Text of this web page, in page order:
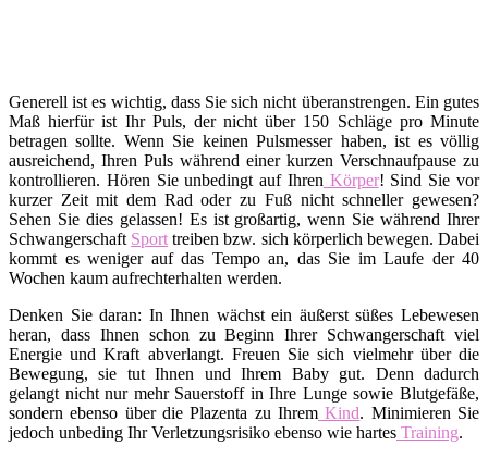
Generell ist es wichtig, dass Sie sich nicht überanstrengen. Ein gutes
Maß hierfür ist Ihr Puls, der nicht über 150 Schläge pro Minute
betragen sollte. Wenn Sie keinen Pulsmesser haben, ist es völlig
ausreichend, Ihren Puls während einer kurzen Verschnaufpause zu
kontrollieren. Hören Sie unbedingt auf Ihren Körper! Sind Sie vor
kurzer Zeit mit dem Rad oder zu Fuß nicht schneller gewesen?
Sehen Sie dies gelassen! Es ist großartig, wenn Sie während Ihrer
Schwangerschaft Sport treiben bzw. sich körperlich bewegen. Dabei
kommt es weniger auf das Tempo an, das Sie im Laufe der 40
Wochen kaum aufrechterhalten werden.
Denken Sie daran: In Ihnen wächst ein äußerst süßes Lebewesen
heran, dass Ihnen schon zu Beginn Ihrer Schwangerschaft viel
Energie und Kraft abverlangt. Freuen Sie sich vielmehr über die
Bewegung, sie tut Ihnen und Ihrem Baby gut. Denn dadurch
gelangt nicht nur mehr Sauerstoff in Ihre Lunge sowie Blutgefäße,
sondern ebenso über die Plazenta zu Ihrem Kind. Minimieren Sie
jedoch unbeding Ihr Verletzungsrisiko ebenso wie hartes Training.